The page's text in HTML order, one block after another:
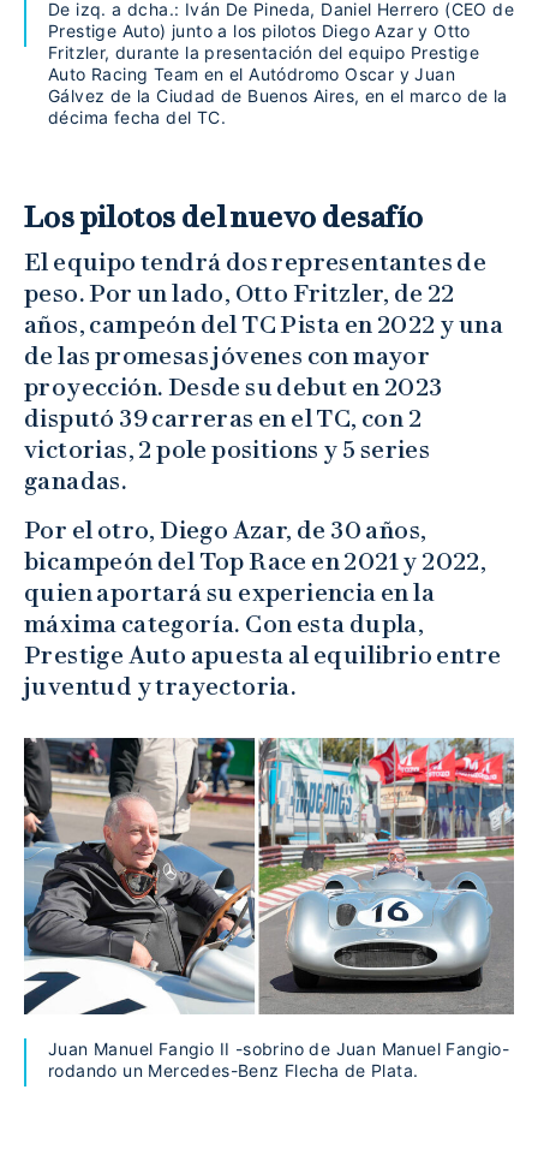
De izq. a dcha.: Iván De Pineda, Daniel Herrero (CEO de
Prestige Auto) junto a los pilotos Diego Azar y Otto
Fritzler, durante la presentación del equipo Prestige
Auto Racing Team en el Autódromo Oscar y Juan
Gálvez de la Ciudad de Buenos Aires, en el marco de la
décima fecha del TC.
Los pilotos del nuevo desafío
El equipo tendrá dos representantes de
peso. Por un lado, Otto Fritzler, de 22
años, campeón del TC Pista en 2022 y una
de las promesas jóvenes con mayor
proyección. Desde su debut en 2023
disputó 39 carreras en el TC, con 2
victorias, 2 pole positions y 5 series
ganadas.
Por el otro, Diego Azar, de 30 años,
bicampeón del Top Race en 2021 y 2022,
quien aportará su experiencia en la
máxima categoría. Con esta dupla,
Prestige Auto apuesta al equilibrio entre
juventud y trayectoria.
Juan Manuel Fangio II -sobrino de Juan Manuel Fangio-
rodando un Mercedes-Benz Flecha de Plata.